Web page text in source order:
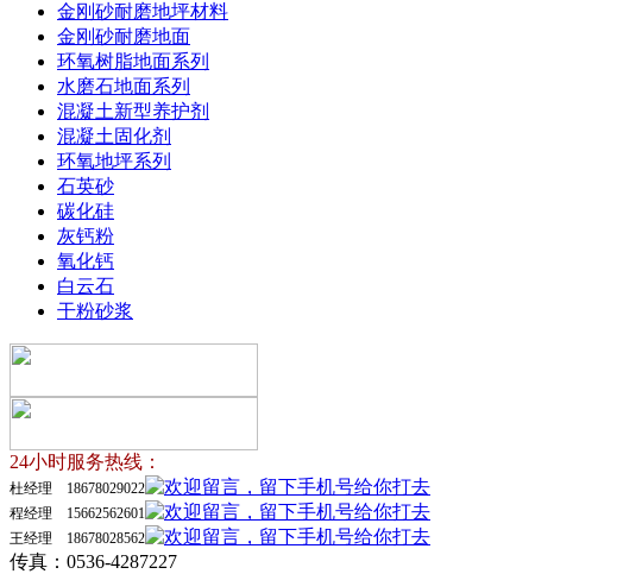
金刚砂耐磨地坪材料
金刚砂耐磨地面
环氧树脂地面系列
水磨石地面系列
混凝土新型养护剂
混凝土固化剂
环氧地坪系列
石英砂
碳化硅
灰钙粉
氧化钙
白云石
干粉砂浆
24小时服务热线：
杜经理 18678029022
程经理 15662562601
王经理 18678028562
传真：0536-4287227